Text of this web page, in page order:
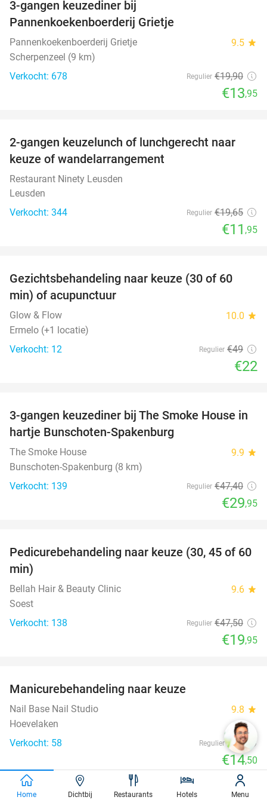
3-gangen keuzediner bij
Pannenkoekenboerderij Grietje
Pannenkoekenboerderij Grietje 9.5 star
Scherpenzeel (9 km)
Verkocht: 678
Regulier €19,90
€13,95
39%
2-gangen keuzelunch of lunchgerecht naar
keuze of wandelarrangement
Restaurant Ninety Leusden
Leusden
Verkocht: 344
Regulier €19,65
€11 ,95
55%
Gezichtsbehandeling naar keuze (30 of 60
min) of acupunctuur
Glow & Flow 10.0 star
Ermelo (+1 locatie)
Verkocht: 12
Regulier €49
€22
37%
3-gangen keuzediner bij The Smoke House in
hartje Bunschoten-Spakenburg
The Smoke House 9.9 star
Bunschoten-Spakenburg (8 km)
Verkocht: 139
Regulier €47,40
€29,95
58%
Pedicurebehandeling naar keuze (30, 45 of 60
min)
Bellah Hair & Beauty Clinic 9.6 star
Soest
Verkocht: 138
Regulier €47,50
€19,95
Manicurebehandeling naar keuze
Nail Base Nail Studio 9.8 star
Hoevelaken
Verkocht: 58
Regulier €25
€14,50
favorite_border
Home Dichtbij Restaurants Hotels Menu